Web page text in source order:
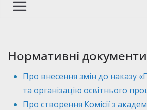
Нормативні документи
Про внесення змін до наказу
та організацію освітнього
Про створення Комісії з